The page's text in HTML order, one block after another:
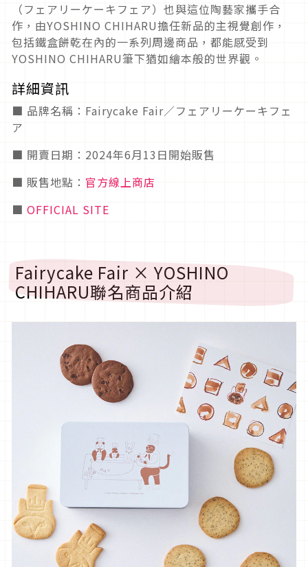
（フェアリーケーキフェア）也與這位陶藝家攜手合
作，由YOSHINO CHIHARU擔任新品的主視覺創作，
包括鐵盒餅乾在內的一系列周邊商品，都能感受到
YOSHINO CHIHARU筆下猶如繪本般的世界觀。
詳細資訊
■ 品牌名稱：Fairycake Fair／フェアリーケーキフェ
ア
■ 開賣日期：2024年6月13日開始販售
■ 販售地點： 官方線上商店
■ OFFICIAL SITE
Fairycake Fair × YOSHINO
CHIHARU聯名商品介紹